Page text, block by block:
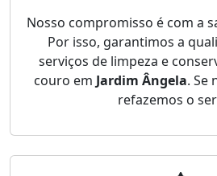
Nosso compromisso é com a
Por isso, garantimos a
serviços de limpeza e
couro em Jardim Ângela. Se
refazemos o